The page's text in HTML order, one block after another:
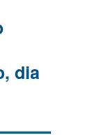
dia